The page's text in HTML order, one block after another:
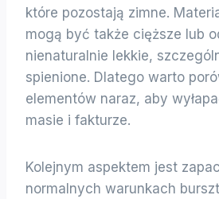
które pozostają zimne.
mogą być także cięższe lub
nienaturalnie lekkie,
spienione. Dlatego warto
elementów naraz, aby
masie i fakturze.
Kolejnym aspektem jest
normalnych warunkach